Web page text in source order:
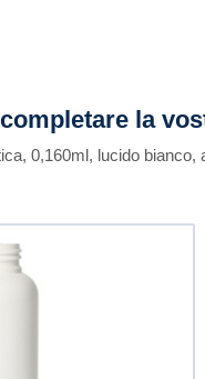
la
0,160ml, lucido bianco,